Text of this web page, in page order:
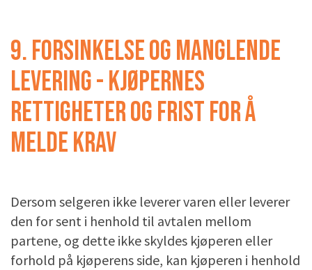
9. FORSINKELSE OG MANGLENDE
LEVERING - KJØPERNES
RETTIGHETER OG FRIST FOR Å
MELDE KRAV
Dersom selgeren ikke leverer varen eller leverer
den for sent i henhold til avtalen mellom
partene, og dette ikke skyldes kjøperen eller
forhold på kjøperens side, kan kjøperen i henhold